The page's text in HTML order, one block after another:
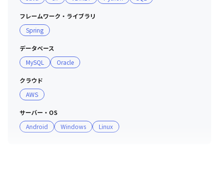
＜提案ボックスの運営＞
・「従業員のアイデアは会社の貴重な財産である」との考
えから、さまざまな従業員の意見を募集する制度です
・年に一度ESアンケートを回収して一人ひとりの声を広
い、社員の声を反映しています
・実際にいただいた内容をもとに、開始された取り組みも
多数あります
・従業員一人ひとりが活力に満ちて業務に取り組み、パフ
ォーマンスを最大限に発揮できるように、「メンタルヘル
フレームワーク・ライブラリ
Spring
データベース
MySQL
Oracle
クラウド
AWS
サーバー・OS
Android
Windows Linux